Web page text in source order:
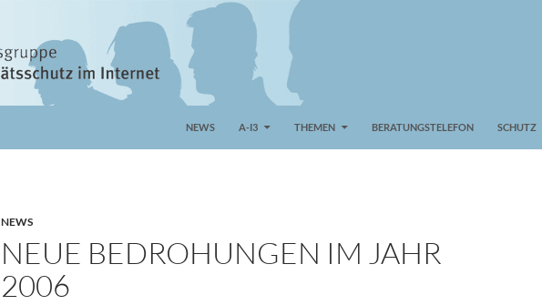
NEWS A-I3 THEMEN BERATUNGSTELEFON SCHUTZ
NEWS
NEUE BEDROHUNGEN IM JAHR
2006